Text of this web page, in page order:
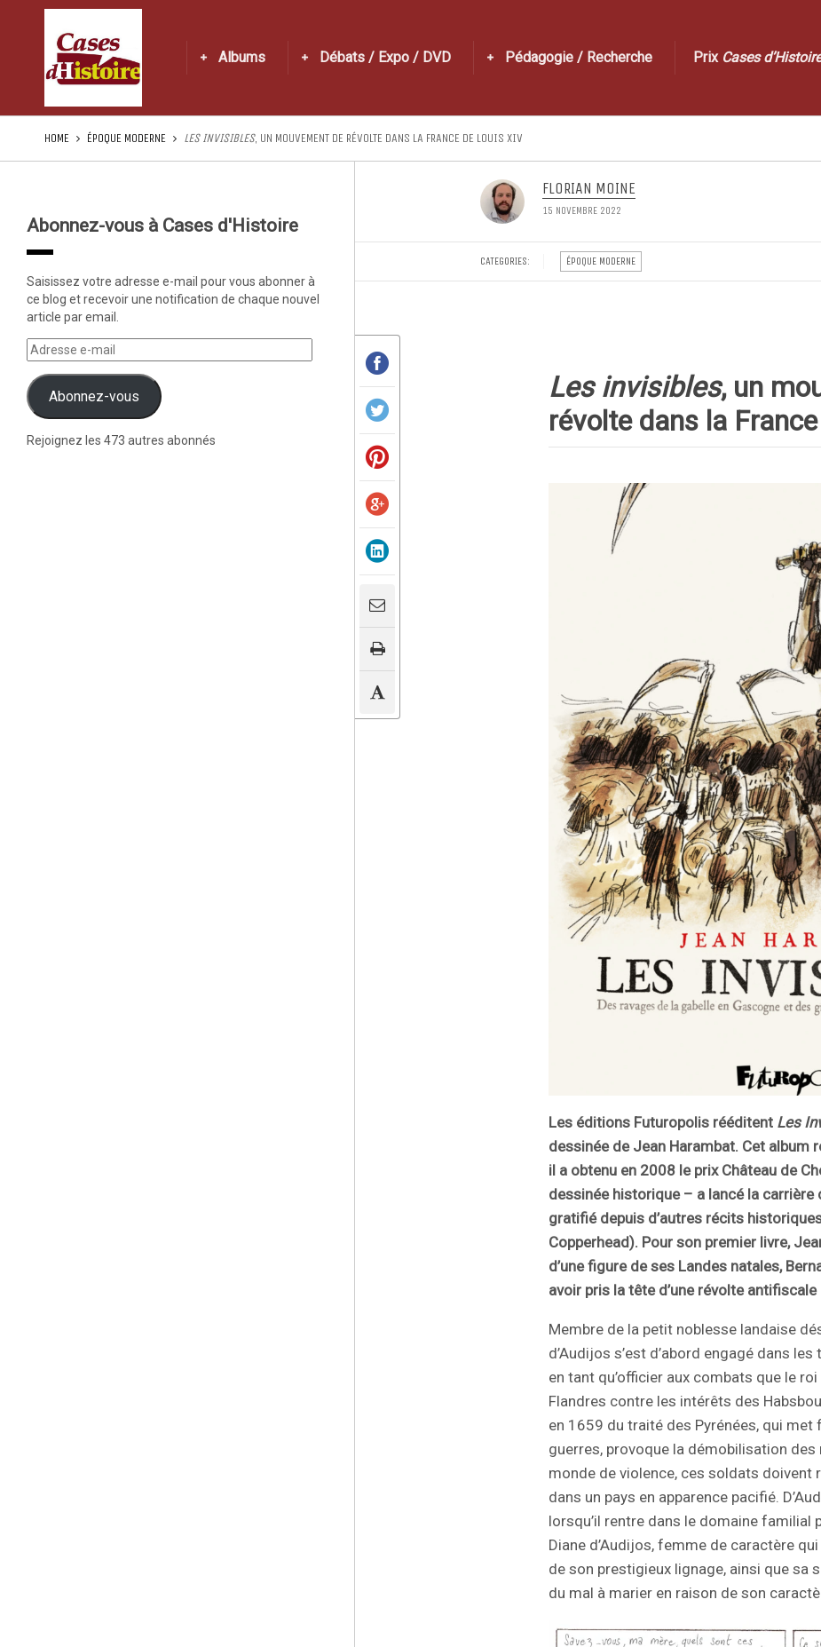
Albums Débats / Expo / DVD Pédagogie / Recherche Prix Cases d’Histoire
HOME ÉPOQUE MODERNE LES INVISIBLES, UN MOUVEMENT DE RÉVOLTE DANS LA FRANCE DE LOUIS XIV
Abonnez-vous à Cases d'Histoire
Saisissez votre adresse e-mail pour vous abonner à
ce blog et recevoir une notification de chaque nouvel
article par email.
Abonnez-vous
Rejoignez les 473 autres abonnés
FLORIAN MOINE
15 NOVEMBRE 2022
CATEGORIES: ÉPOQUE MODERNE
Les invisibles, un
révolte dans la
Les éditions Futuropolis rééditent Les
dessinée de Jean Harambat. Cet album
il a obtenu en 2008 le prix Château de
dessinée historique – a lancé la carrière
gratifié depuis d’autres récits
Copperhead). Pour son premier livre,
d’une figure de ses Landes natales,
avoir pris la tête d’une révolte
Membre de la petit noblesse landaise
d’Audijos s’est d’abord engagé dans
en tant qu’officier aux combats que le
Flandres contre les intérêts des
en 1659 du traité des Pyrénées, qui met
guerres, provoque la démobilisation des
monde de violence, ces soldats doivent
dans un pays en apparence pacifié.
lorsqu’il rentre dans le domaine familial
Diane d’Audijos, femme de caractère
de son prestigieux lignage, ainsi que sa
du mal à marier en raison de son